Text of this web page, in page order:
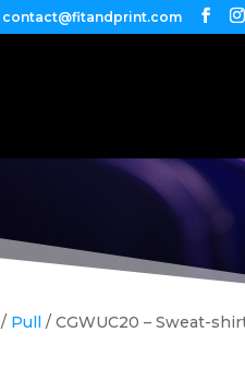
contact@fitandprint.com
/ Pull / CGWUC20 – Sweat-